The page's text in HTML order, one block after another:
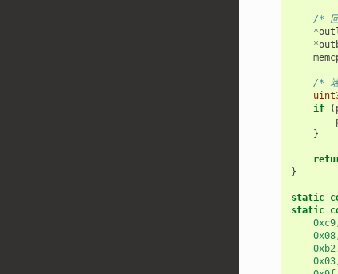
/* 回
*
*
/* 端
if
(
}
}
static
static
0xc9
0x08
0xb2
0x03